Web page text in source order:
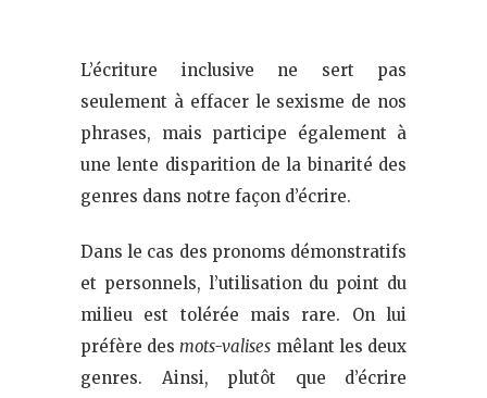
L’écriture inclusive ne sert pas
seulement à effacer le sexisme de nos
phrases, mais participe également à
une lente disparition de la binarité des
genres dans notre façon d’écrire.
Dans le cas des pronoms démonstratifs
et personnels, l’utilisation du point du
milieu est tolérée mais rare. On lui
préfère desmots-valises mêlant les deux
genres. Ainsi, plutôt que d’écrire